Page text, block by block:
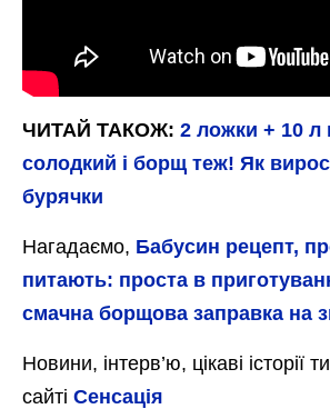
ЧИТАЙ ТАКОЖ: 2 ложки + 10 л
солодкий і борщ теж! Як
бурячки
Нагадаємо, Бабусин рецепт,
питають: проста в
смачна борщова заправка на
Новини, інтерв’ю, цікаві історії
сайті Сенсація